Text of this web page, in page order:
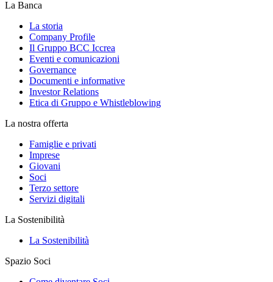
La Banca
La storia
Company Profile
Il Gruppo BCC Iccrea
Eventi e comunicazioni
Governance
Documenti e informative
Investor Relations
Etica di Gruppo e Whistleblowing
La nostra offerta
Famiglie e privati
Imprese
Giovani
Soci
Terzo settore
Servizi digitali
La Sostenibilità
La Sostenibilità
Spazio Soci